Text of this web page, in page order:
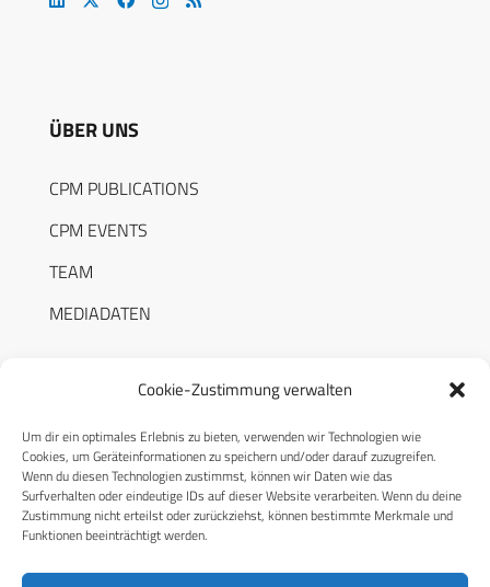
Cookie-Zustimmung verwalten
Um dir ein optimales Erlebnis zu bieten, verwenden wir Technologien wie
Cookies, um Geräteinformationen zu speichern und/oder darauf zuzugreifen.
Wenn du diesen Technologien zustimmst, können wir Daten wie das
Surfverhalten oder eindeutige IDs auf dieser Website verarbeiten. Wenn du deine
Zustimmung nicht erteilst oder zurückziehst, können bestimmte Merkmale und
Funktionen beeinträchtigt werden.
ÜBER UNS
CPM PUBLICATIONS
CPM EVENTS
TEAM
MEDIADATEN
RECHTLICHES
Datenschutzerklärung
Cookie-Richtlinie (EU)